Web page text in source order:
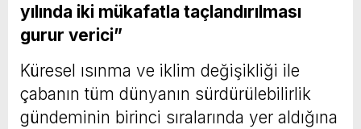
yılında iki mükafatla taçlandırılması
gurur verici”
Küresel ısınma ve iklim değişikliği ile
çabanın tüm dünyanın sürdürülebilirlik
gündeminin birinci sıralarında yer aldığına